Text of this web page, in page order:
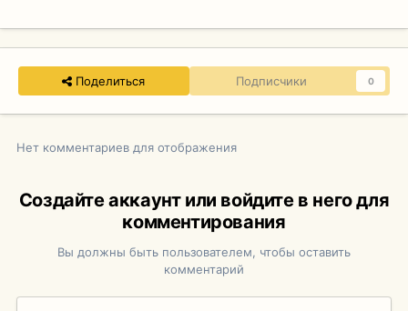
Поделиться Подписчики 0
Нет комментариев для отображения
Создайте аккаунт или войдите в него для
комментирования
Вы должны быть пользователем, чтобы оставить
комментарий